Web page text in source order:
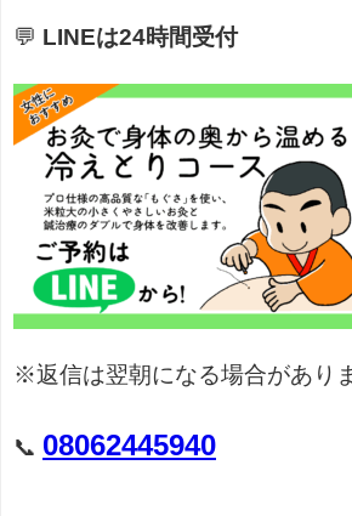
💬 LINEは24時間受付
※返信は翌朝になる場合があり
📞 08062445940